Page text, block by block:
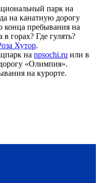
парк на
на канатную дорогу
конца пребывания на
горах? Где гулять?
Хутор.
на npsochi.ru или в
«Олимпия».
на курорте.